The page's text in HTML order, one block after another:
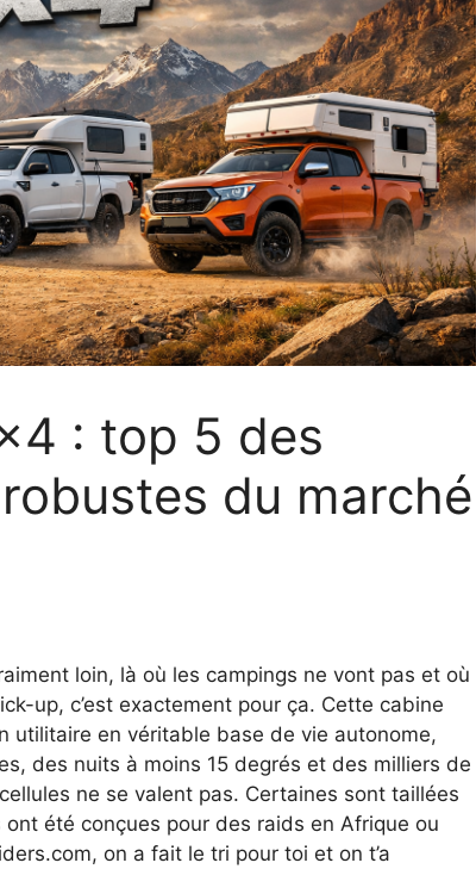
: top 5 des
du marché
loin, là où les campings ne vont pas et où
up, c’est exactement pour ça. Cette cabine
utilitaire en véritable base de vie autonome,
des nuits à moins 15 degrés et des milliers de
ne se valent pas. Certaines sont taillées
été conçues pour des raids en Afrique ou
on a fait le tri pour toi et on t’a